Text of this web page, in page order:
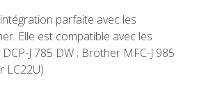
parfaite avec les
Elle est compatible avec les
J 785 DW ; Brother MFC-J 985
LC22U).